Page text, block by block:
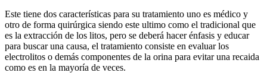
Este tiene dos características para su tratamiento uno es médico y
otro de forma quirúrgica siendo este ultimo como el tradicional que
es la extracción de los litos, pero se deberá hacer énfasis y educar
para buscar una causa, el tratamiento consiste en evaluar los
electrolitos o demás componentes de la orina para evitar una recaida
como es en la mayoría de veces.